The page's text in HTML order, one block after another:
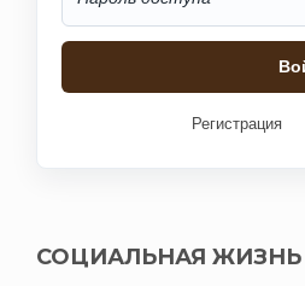
Регистрация
СОЦИАЛЬНАЯ ЖИЗНЬ